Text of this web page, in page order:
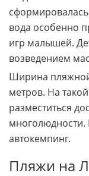
вода особенно
игр малышей.
возведением
Ширина пляжной
метров. На
разместиться
многолюдности.
автокемпинг.
Пляжи на